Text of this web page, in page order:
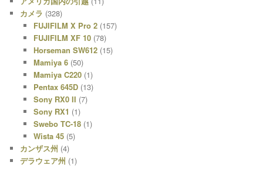
カメラ (328)
FUJIFILM X Pro 2(157)
FUJIFILM XF 10(78)
Horseman SW612(15)
Mamiya 6(50)
Mamiya C220(1)
Pentax 645D(13)
Sony RX0 II (7)
Sony RX1 (1)
Swebo TC-18(1)
Wista 45(5)
カンザス州 (4)
デラウェア州 (1)